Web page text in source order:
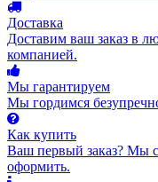
Доставка
Доставим ваш заказ в
компанией.
Мы гарантируем
Мы гордимся
Как купить
Ваш первый заказ? Мы
оформить.